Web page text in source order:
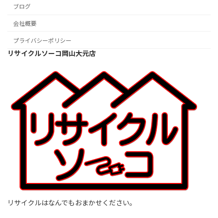
ブログ
会社概要
プライバシーポリシー
リサイクルソーコ岡山大元店
リサイクルはなんでもおまかせください。